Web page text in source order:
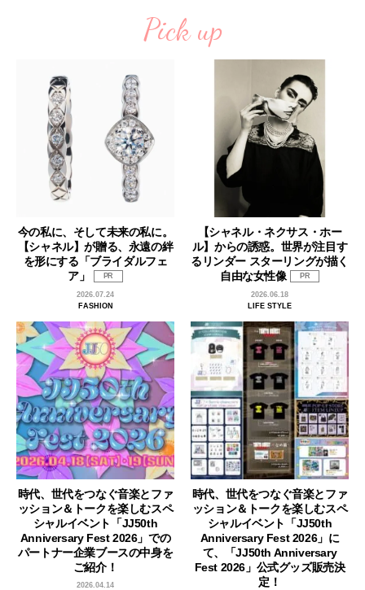
Pick up
今の私に、そして未来の私に。
【シャネル】が贈る、永遠の絆
を形にする「ブライダルフェ
ア」
PR
2026.07.24
FASHION
【シャネル・ネクサス・ホー
ル】からの誘惑。世界が注目す
るリンダー スターリングが描く
自由な女性像
PR
2026.06.18
LIFE STYLE
時代、世代をつなぐ音楽とファ
ッション＆トークを楽しむスペ
シャルイベント「JJ50th
Anniversary Fest 2026」での
パートナー企業ブースの中身を
ご紹介！
2026.04.14
時代、世代をつなぐ音楽とファ
ッション＆トークを楽しむスペ
シャルイベント「JJ50th
Anniversary Fest 2026」に
て、「JJ50th Anniversary
Fest 2026」公式グッズ販売決
定！